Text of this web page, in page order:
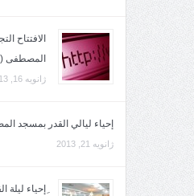
الافتتاح
المصطفى
ژانویه 16, 2013
إحياء ليالي القدر بمسجد
ژانویه 21, 2013
ِإحياء